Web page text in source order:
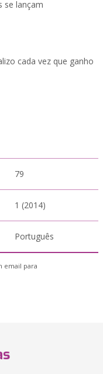
se lançam
cada vez que ganho
79
1 (2014)
Português
email para